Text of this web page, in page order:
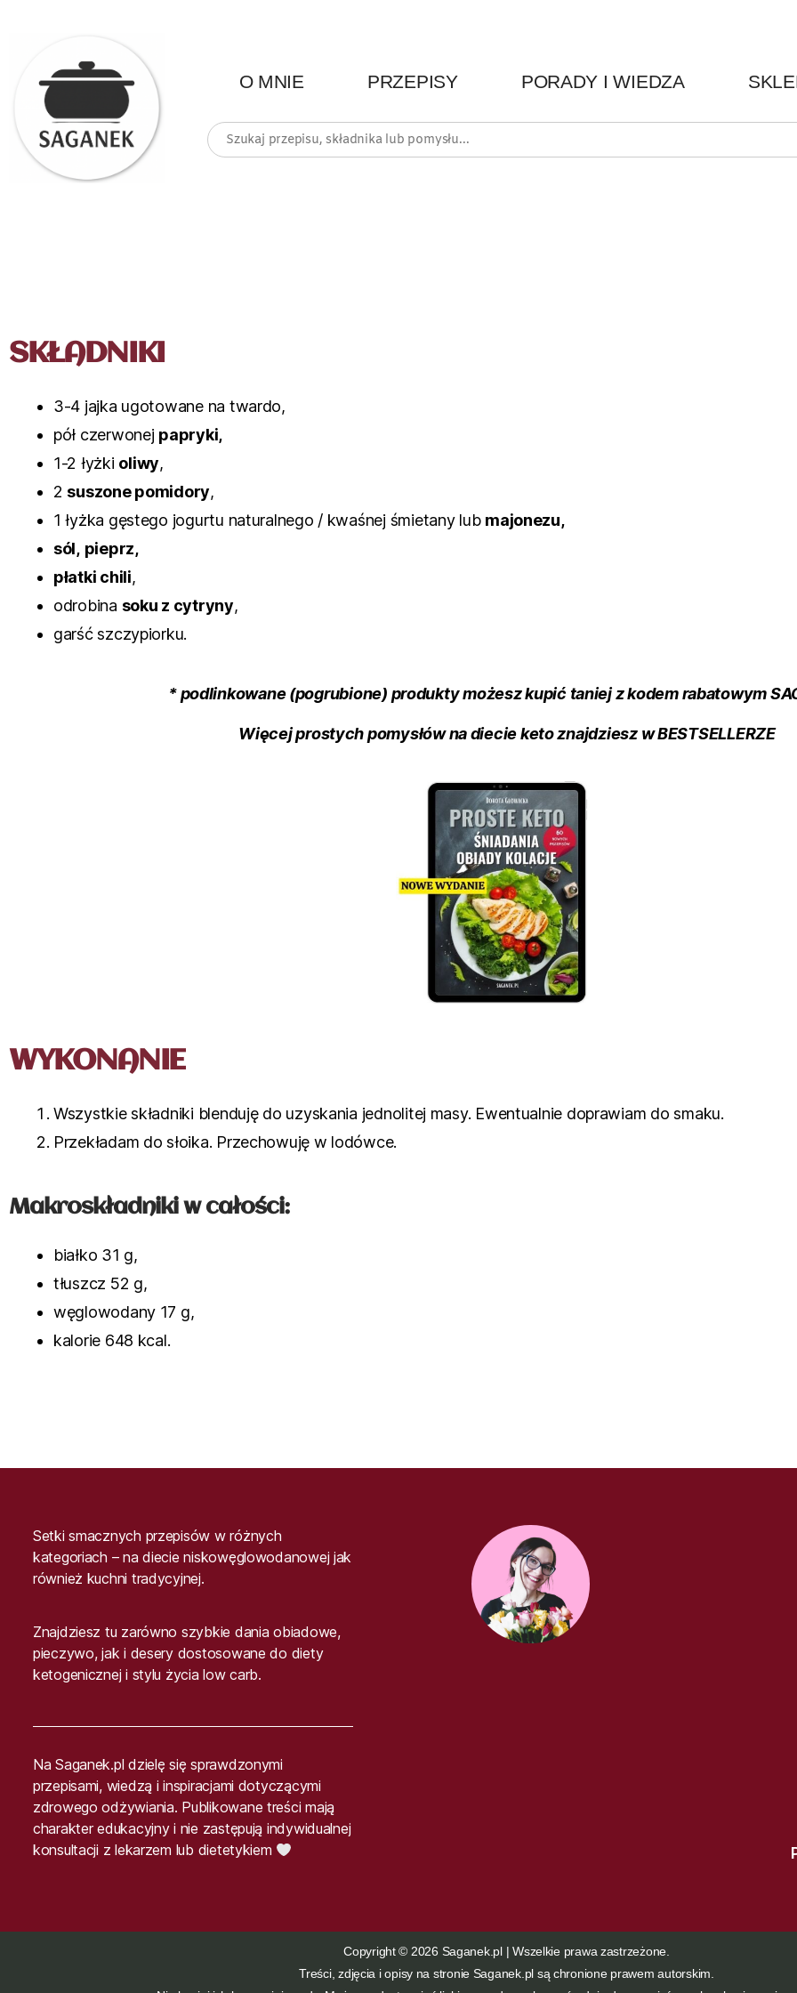
O MNIE PRZEPISY PORADY I WIEDZA
SKŁADNIKI
3-4 jajka ugotowane na twardo,
pół czerwonej papryki,
1-2 łyżki oliwy,
2 suszone pomidory,
1 łyżka gęstego jogurtu naturalnego / kwaśnej śmietany lub majonezu,
sól, pieprz,
płatki chili,
odrobina soku z cytryny,
garść szczypiorku.
* podlinkowane (pogrubione) produkty możesz kupić taniej z kodem rabatowym
Więcej prostych pomysłów na diecie keto znajdziesz w BESTSELLERZE
WYKONANIE
Wszystkie składniki blenduję do uzyskania jednolitej masy. Ewentualnie doprawiam do smaku.
Przekładam do słoika. Przechowuję w lodówce.
Makroskładniki w całości:
białko 31 g,
tłuszcz 52 g,
węglowodany 17 g,
kalorie 648 kcal.
Setki smacznych przepisów w różnych
kategoriach – na diecie niskowęglowodanowej jak
również kuchni tradycyjnej.
Znajdziesz tu zarówno szybkie dania obiadowe,
pieczywo, jak i desery dostosowane do diety
ketogenicznej i stylu życia low carb.
Na Saganek.pl dzielę się sprawdzonymi
przepisami, wiedzą i inspiracjami dotyczącymi
zdrowego odżywiania. Publikowane treści mają
charakter edukacyjny i nie zastępują indywidualnej
konsultacji z lekarzem lub dietetykiem
Copyright © 2026 Saganek.pl | Wszelkie prawa zastrzeżone.
Treści, zdjęcia i opisy na stronie Saganek.pl są chronione prawem autorskim.